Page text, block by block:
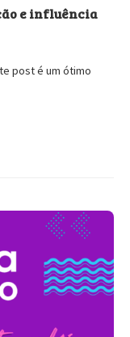
e influência
post é um ótimo